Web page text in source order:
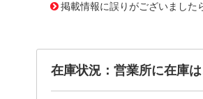
掲載情報に誤りがございました
在庫状況：営業所に在庫は